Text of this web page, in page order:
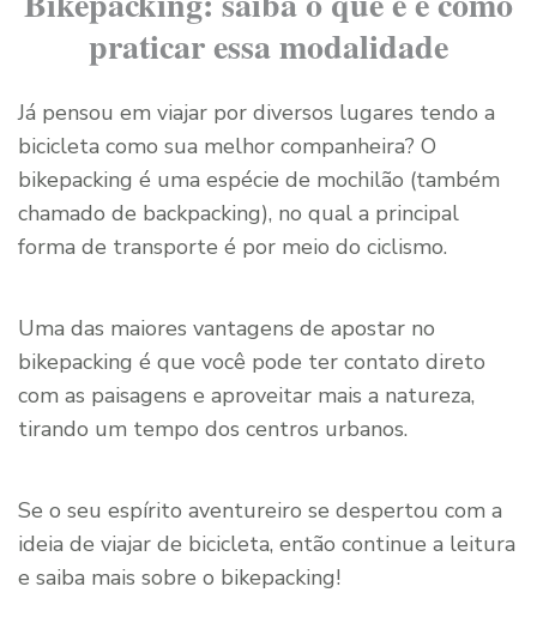
praticar essa modalidade
Já pensou em viajar por diversos lugares tendo a
bicicleta como sua melhor companheira? O
bikepacking é uma espécie de mochilão (também
chamado de backpacking), no qual a principal
forma de transporte é por meio do ciclismo.
Uma das maiores vantagens de apostar no
bikepacking é que você pode ter contato direto
com as paisagens e aproveitar mais a natureza,
tirando um tempo dos centros urbanos.
Se o seu espírito aventureiro se despertou com a
ideia de viajar de bicicleta, então continue a leitura
e saiba mais sobre o bikepacking!